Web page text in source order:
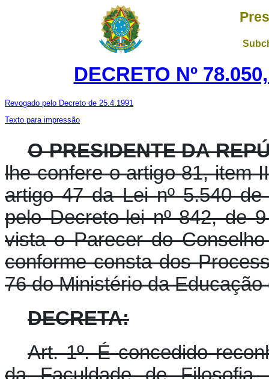
DECRETO Nº
Revogado pelo Decreto de 25.4.1991
Texto para impressão
O PRESIDENTE DA
lhe confere o artigo 81, item
artigo 47 da Lei nº 5.540
pelo Decreto-lei nº 842, de
vista o Parecer do
conforme consta dos
76 do Ministério da Educação
DECRETA:
Art. 1º. É concedido